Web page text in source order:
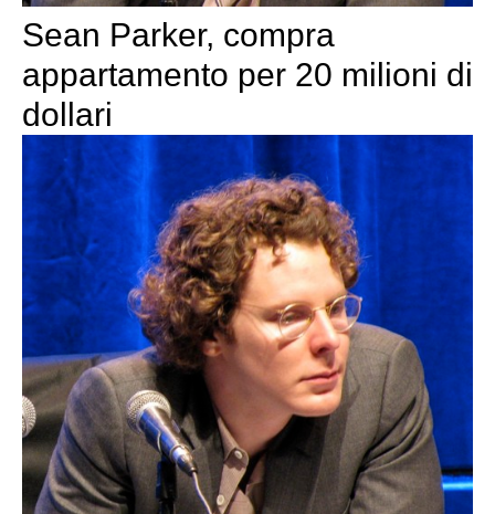
Sean Parker, compra
appartamento per 20 milioni di
dollari